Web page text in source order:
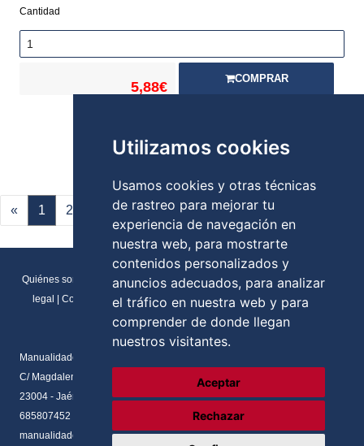
Utilizamos cookies
Usamos cookies y otras técnicas
de rastreo para mejorar tu
experiencia de navegación en
nuestra web, para mostrarte
contenidos personalizados y
anuncios adecuados, para analizar
el tráfico en nuestra web y para
comprender de donde llegan
nuestros visitantes.
Aceptar
Rechazar
Cantidad
5,88€
COMPRAR
« 1 2 4 5 »
Quiénes somos Direcciones y contactos|Formulario de contacto|Aviso
legal | Condiciones generales de venta|Política de cookies|RGPD
Preferencias de cookies
Manualidades Flores
C/ Magdalena del prado, N.2 Local
23004 - Jaén - Andalucia
685807452
manualidadesflores@manualnova.com